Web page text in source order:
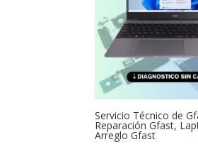
Servicio Técnico de
Reparación Gfast,
Arreglo Gfast